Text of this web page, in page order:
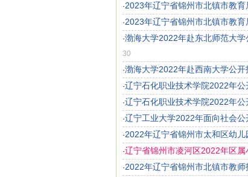
·2023年辽宁省锦州市北镇市教
·2023年辽宁省锦州市北镇市教
·渤海大学2022年赴东北师范大
30
·渤海大学2022年赴西南大学公
·辽宁石化职业技术学院2022年
·辽宁石化职业技术学院2022年
·辽宁工业大学2022年面向社会公
·2022年辽宁省锦州市太和区幼
·辽宁省锦州市凌河区2022年区属
·2022年辽宁省锦州市北镇市教师